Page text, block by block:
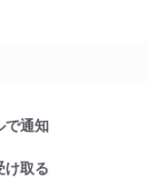
で通知
け取る